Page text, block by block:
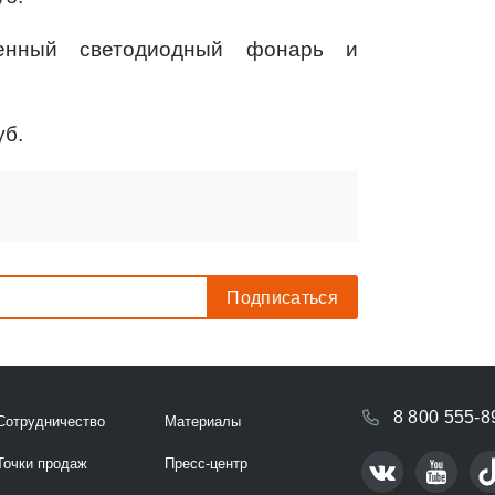
светодиодный фонарь и
продаж
Материалы
Пресс-центр
8 800 555-